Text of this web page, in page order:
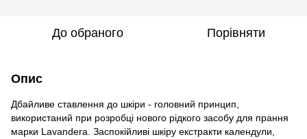
До обраного Порівняти
Опис
Дбайливе ставлення до шкіри - головний принцип,
використаний при розробці нового рідкого засобу для прання
марки Lavandera. Заспокійливі шкіру екстракти календули,